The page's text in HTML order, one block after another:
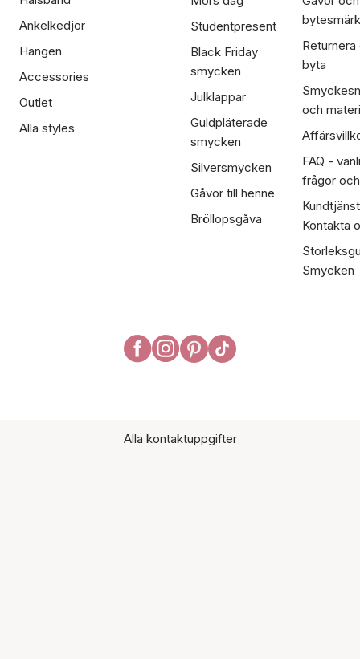
Ankelkedjor
Hängen
Accessories
Outlet
Alla styles
Studentpresent
Black Friday
smycken
Julklappar
Guldpläterade
smycken
Silversmycken
Gåvor till henne
Bröllopsgåva
Returnera
byta
och
FAQ -
frågor
Kontakta
Smycken
Alla kontaktuppgifter